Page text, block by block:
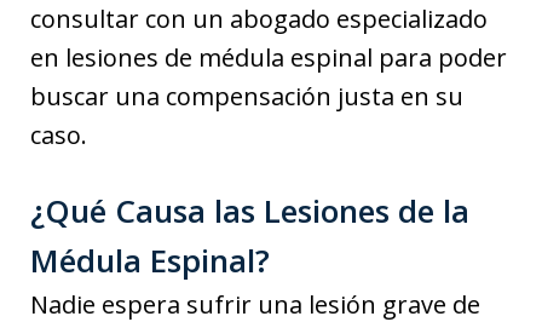
consultar con un abogado especializado
en lesiones de médula espinal para poder
buscar una compensación justa en su
caso.
¿Qué Causa las Lesiones de la
Médula Espinal?
Nadie espera sufrir una lesión grave de